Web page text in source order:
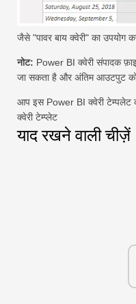
जैसे "पावर बाय क्वेरी" का
नोट: Power BI क्वेरी संपादक
जा सकता है और अंतिम आउटपुट
आप इस Power BI क्वेरी टेम्पलेट
क्वेरी टेम्प्लेट
याद रखने वाली चीज़ें